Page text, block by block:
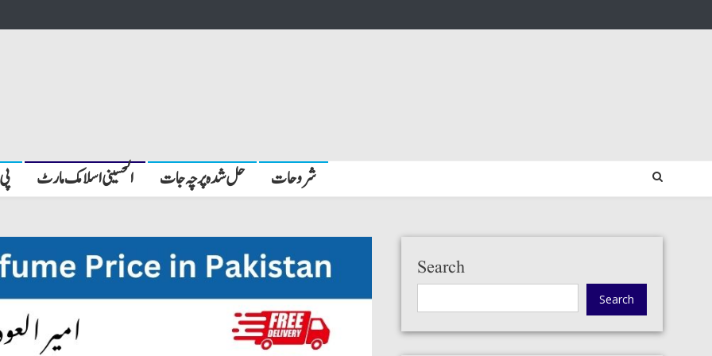
الحسینی اسلامک مارٹ حل شدہ پرچہ جات شروحات
Search
Search